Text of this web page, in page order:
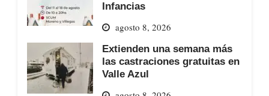
Infancias
agosto 8, 2026
Extienden una semana más
las castraciones gratuitas en
Valle Azul